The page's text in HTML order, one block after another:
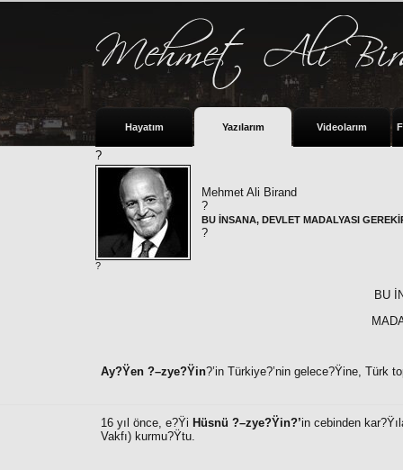
Hayatım Yazılarım Videolarım
?
Mehmet Ali Birand
?
BU İNSANA, DEVLET MADALYASI
?
?
BU
Ay?Ÿen ?–zye?Ÿin?’in Türkiye?’nin gelece?Ÿine, Türk
16 yıl önce, e?Ÿi Hüsnü ?–zye?Ÿin?’in cebinden
Vakfı) kurmu?Ÿtu.